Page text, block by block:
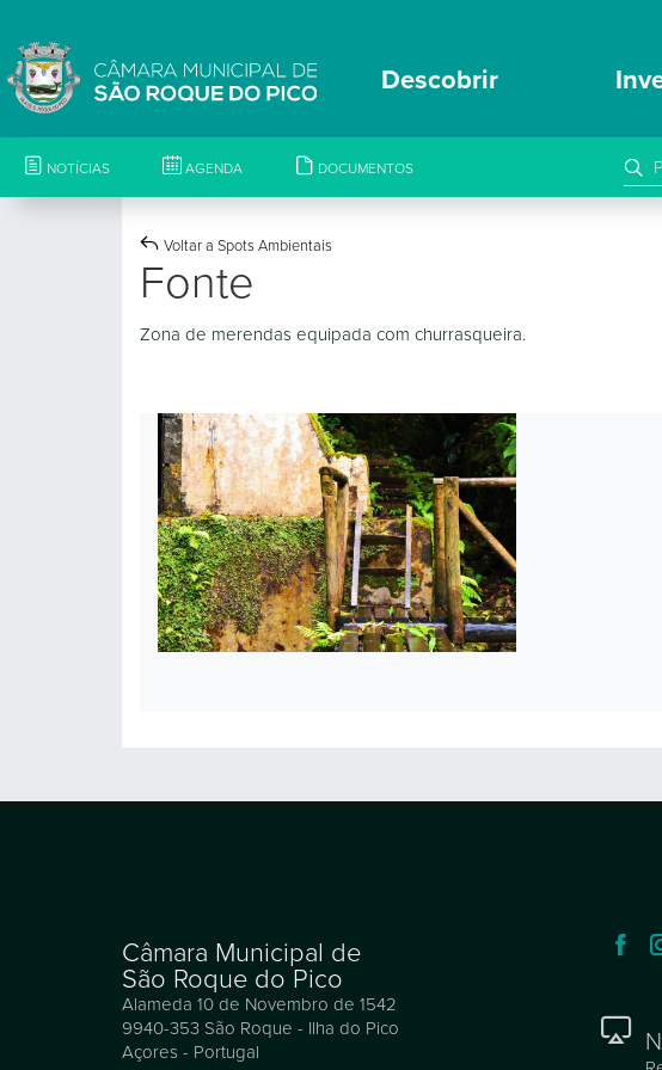
Descobrir
NOTÍCIAS AGENDA DOCUMENTOS
Voltar a Spots Ambientais
Fonte
Zona de merendas equipada com churrasqueira.
Câmara Municipal de
São Roque do Pico
Alameda 10 de Novembro de 1542
9940-353 São Roque - Ilha do Pico
Açores - Portugal